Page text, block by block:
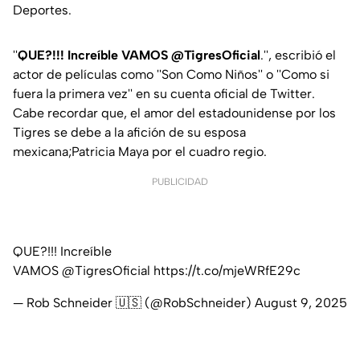
Deportes.
''QUE?!!! Increíble VAMOS @TigresOficial.'', escribió el
actor de películas como ''Son Como Niños'' o ''Como si
fuera la primera vez'' en su cuenta oficial de Twitter.
Cabe recordar que, el amor del estadounidense por los
Tigres se debe a la afición de su esposa
mexicana;Patricia Maya por el cuadro regio.
PUBLICIDAD
QUE?!!! Increíble
VAMOS @TigresOficial https://t.co/mjeWRfE29c
— Rob Schneider 🇺🇸 (@RobSchneider) August 9, 2025